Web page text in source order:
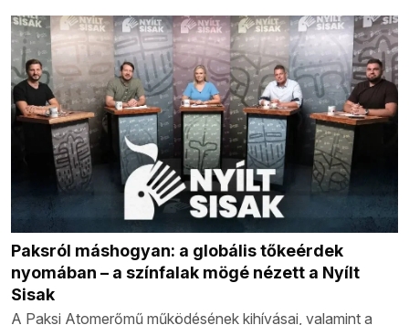
Paksról máshogyan: a globális tőkeérdek
nyomában – a színfalak mögé nézett a Nyílt
Sisak
A Paksi Atomerőmű működésének kihívásai, valamint a